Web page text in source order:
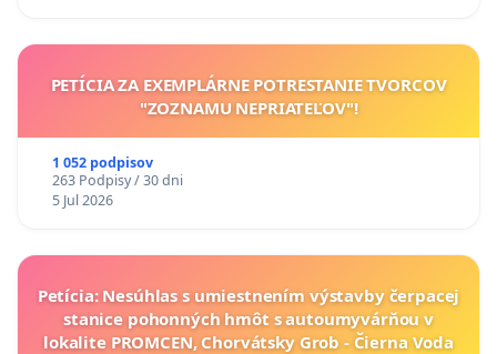
PETÍCIA ZA EXEMPLÁRNE POTRESTANIE TVORCOV
"ZOZNAMU NEPRIATEĽOV"!
1 052 podpisov
263 Podpisy / 30 dni
5 Jul 2026
Petícia: Nesúhlas s umiestnením výstavby čerpacej
stanice pohonných hmôt s autoumyvárňou v
lokalite PROMCEN, Chorvátsky Grob - Čierna Voda